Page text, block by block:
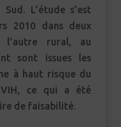
L’étude s’est
2010 dans deux
l’autre rural, au
sont issues les
à haut risque du
ce qui a été
de faisabilité.